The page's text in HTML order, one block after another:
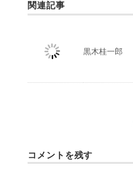
関連記事
黒木桂一郎
コメントを残す